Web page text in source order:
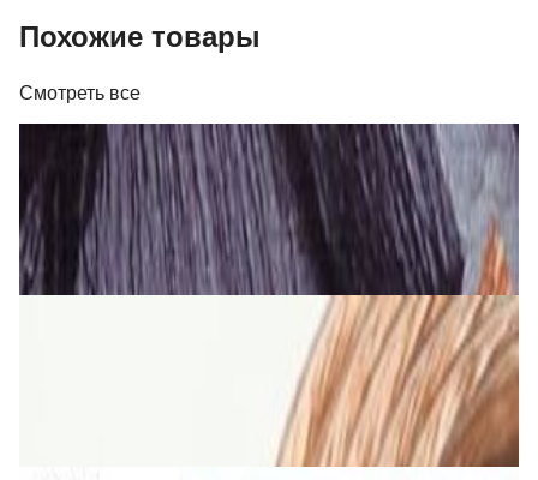
Похожие товары
Смотреть все
Кабель Real Cable FL 250 T
26,00 р.
✓ В корзину Добавляем Добавлено
Кабель TAGA Harmony TAVC-14C 2х2 мм кв.
Добавлено